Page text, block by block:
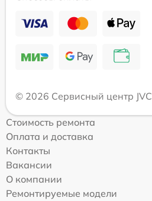
© 2026 Сервисный центр JVC
Стоимость ремонта
Оплата и доставка
Контакты
Вакансии
О компании
Ремонтируемые модели